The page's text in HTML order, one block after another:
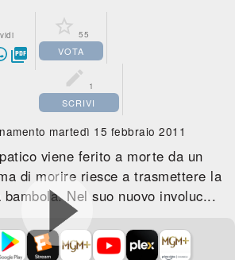

 55
VOTA
 1
SCRIVI
martedì 15 febbraio 2011
viene ferito a morte da un
di morire riesce a trasmettere la
Nel suo nuovo involuc...